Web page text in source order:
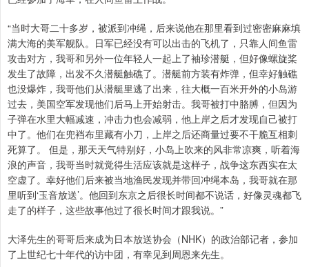
“当时大哥二十多岁，被派到冲绳，后来说他在那里看到过密密麻麻填
满大海的美军舰队。日军已经没有可以出击的飞机了，只靠人间鱼雷
攻击对方，我哥和另外一位年轻人一起上了袖珍潜艇，但好像螺旋桨
发生了故障，出发不久潜艇触礁了。潜艇前方装有炸弹，但幸好触礁
也没爆炸，我哥他们从潜艇里逃了出来，往大概一百米开外的小岛游
过去，美国空军发现他们后马上开始射击。我哥被打中胳膊，但因为
子弹在水里大幅减速，冲击力也会减弱，他上岸之后才发现自己被打
中了。他们在兜裆布里藏有小刀，上岸之后还商量过要不干脆互相刺
死算了。 但是，那天天气特别好，小岛上吹来的风非常凉爽，听着海
浪的声音，我哥当时就觉得生活应该就是这样子，战争这东西实在太
空虚了。幸好他们后来被当地渔民发现并带回冲绳本岛，我哥就在那
里听到‘玉音放送’。他回到东京之后很长时间都不说话，好像灵魂都飞
走了的样子，这些故事他过了很长时间才跟我说。”
大泽先生的哥哥后来成为日本放送协会（NHK）的政治部记者，参加
了上世纪七十年代的访中团，有幸见到周恩来先生。